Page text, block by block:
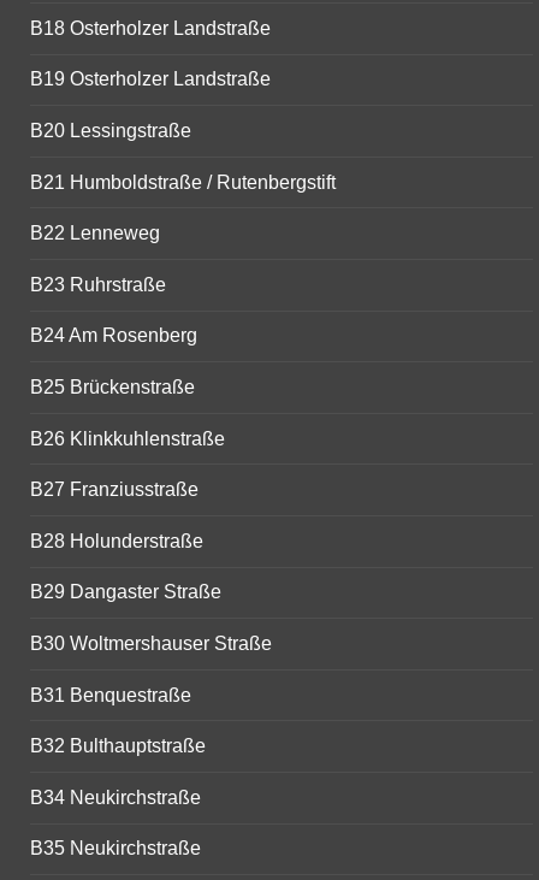
B18 Osterholzer Landstraße
B19 Osterholzer Landstraße
B20 Lessingstraße
B21 Humboldstraße / Rutenbergstift
B22 Lenneweg
B23 Ruhrstraße
B24 Am Rosenberg
B25 Brückenstraße
B26 Klinkkuhlenstraße
B27 Franziusstraße
B28 Holunderstraße
B29 Dangaster Straße
B30 Woltmershauser Straße
B31 Benquestraße
B32 Bulthauptstraße
B34 Neukirchstraße
B35 Neukirchstraße